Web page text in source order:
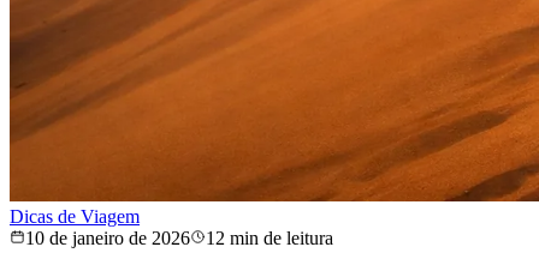
Dicas de Viagem
10 de janeiro de 2026
12 min de leitura